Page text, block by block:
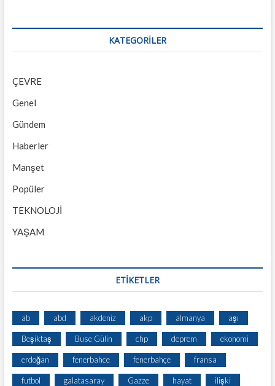
KATEGORILER
ÇEVRE
Genel
Gündem
Haberler
Manşet
Popüler
TEKNOLOJİ
YAŞAM
ETİKETLER
ab abd akdeniz akp almanya aşı
Beşiktaş Buse Gülin chp deprem ekonomi
erdoğan fenerbahce fenerbahçe fransa
futbol galatasaray Gazze hayat ilişki